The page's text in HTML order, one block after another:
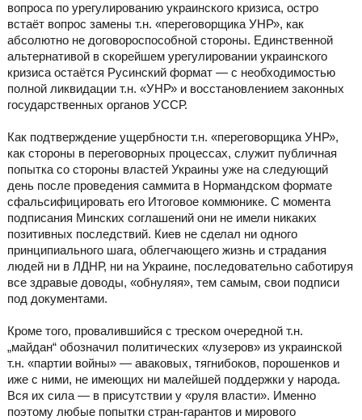
вопроса по урегулированию украинского кризиса, остро
встаёт вопрос замены т.н. «переговорщика УНР», как
абсолютно не договороспособной стороны. Единственной
альтернативой в скорейшем урегулировании украинского
кризиса остаётся Русинский формат — с необходимостью
полной ликвидации т.н. «УНР» и восстановлением законных
государственных органов УССР.
Как подтверждение ущербности т.н. «переговорщика УНР»,
как стороны в переговорных процессах, служит публичная
попытка со стороны властей Украины уже на следующий
день после проведения саммита в Нормандском формате
сфальсифицировать его Итоговое коммюнике. С момента
подписания Минских соглашений они не имели никаких
позитивных последствий. Киев не сделал ни одного
принципиального шага, облегчающего жизнь и страдания
людей ни в ЛДНР, ни на Украине, последовательно саботируя
все здравые доводы, «обнуляя», тем самым, свои подписи
под документами.
Кроме того, провалившийся с треском очередной т.н.
„майдан“ обозначил политических «лузеров» из украинской
т.н. «партии войны» — аваковых, тягнибоков, порошенков и
иже с ними, не имеющих ни малейшей поддержки у народа.
Вся их сила — в присутствии у «руля власти». Именно
поэтому любые попытки стран-гарантов и мирового